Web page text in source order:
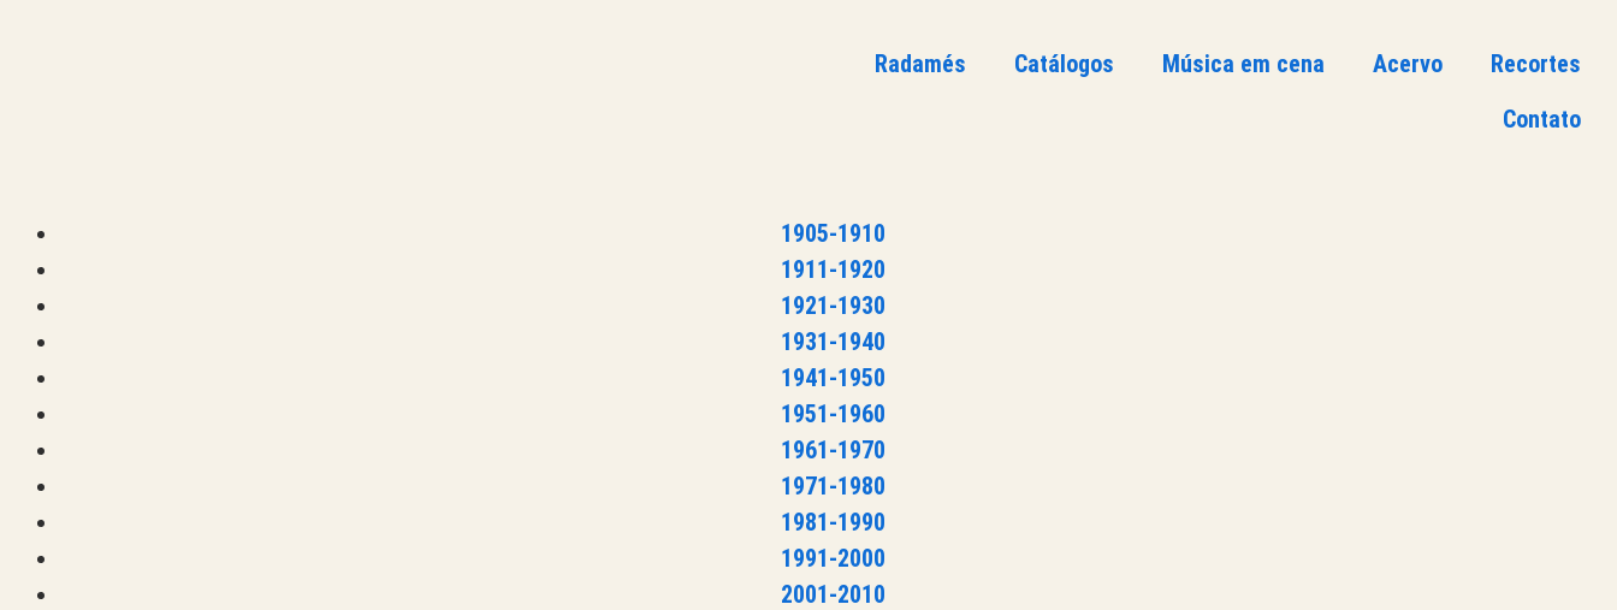
Radamés Catálogos Música em cena Acervo
Recortes
Contato
1905-1910
1911-1920
1921-1930
1931-1940
1941-1950
1951-1960
1961-1970
1971-1980
1981-1990
1991-2000
2001-2010